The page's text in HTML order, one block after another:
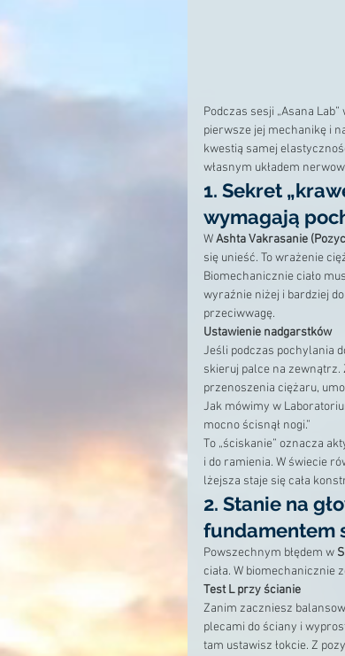
Podczas sesji „Asana
pierwsze jej mechanikę i
kwestią samej
własnym układem
1. Sekret
wymagają
W Ashta Vakrasanie
się unieść. To wrażenie
Biomechanicznie ciało
wyraźnie niżej i bardziej
przeciwwagę.
Ustawienie nadgarstków
Jeśli podczas pochylania
skieruj palce na
przenoszenia ciężaru,
Jak mówimy w
mocno ścisnął nogi.”
To „ściskanie” oznacza
i do ramienia. W świecie
lżejsza staje się cała
2. Stanie na
fundamentem
Powszechnym błędem w
ciała. W biomechanicznie
Test L przy ścianie
Zanim zaczniesz
plecami do ściany i
tam ustawisz łokcie. Z